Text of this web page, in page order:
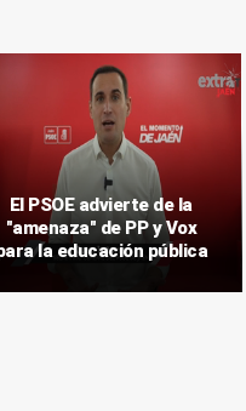
El PSOE advierte de la
"amenaza" de PP y Vox
la educación pública